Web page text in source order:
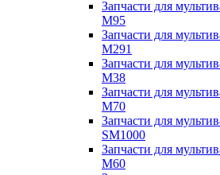
Запчасти для
M95
Запчасти для
M291
Запчасти для
M38
Запчасти для
M70
Запчасти для
SM1000
Запчасти для
M60